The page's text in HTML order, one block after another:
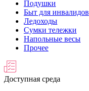
Подушки
Быт для инвалидов
Ледоходы
Сумки тележки
Напольные весы
Прочее
Доступная среда